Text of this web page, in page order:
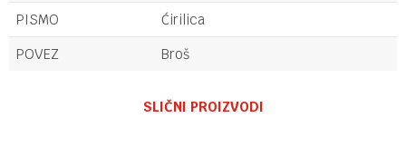
PISMO
Ćirilica
POVEZ
Broš
SLIČNI PROIZVODI